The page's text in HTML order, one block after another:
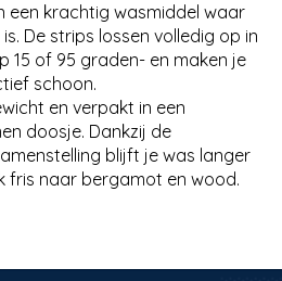
een krachtig wasmiddel waar
De strips lossen volledig op in
15 of 95 graden- en maken je
schoon.
en verpakt in een
doosje. Dankzij de
blijft je was langer
fris naar bergamot en wood.